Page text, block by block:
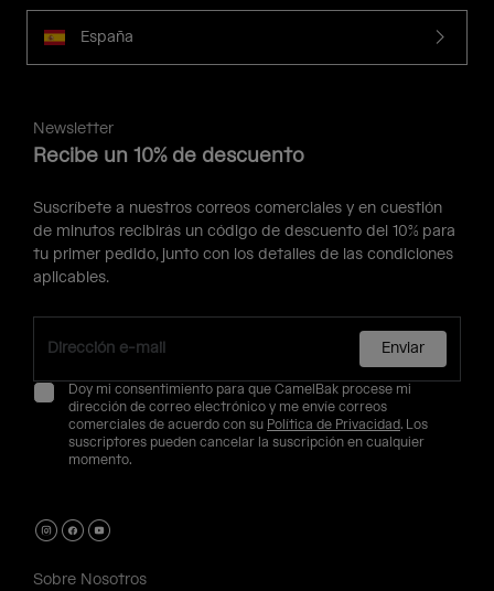
España
Newsletter
Recibe un 10% de descuento
Suscríbete a nuestros correos comerciales y en cuestión
de minutos recibirás un código de descuento del 10% para
tu primer pedido, junto con los detalles de las condiciones
aplicables.
Enviar
Doy mi consentimiento para que CamelBak procese mi
dirección de correo electrónico y me envíe correos
comerciales de acuerdo con su Política de Privacidad. Los
suscriptores pueden cancelar la suscripción en cualquier
momento.
Sobre Nosotros